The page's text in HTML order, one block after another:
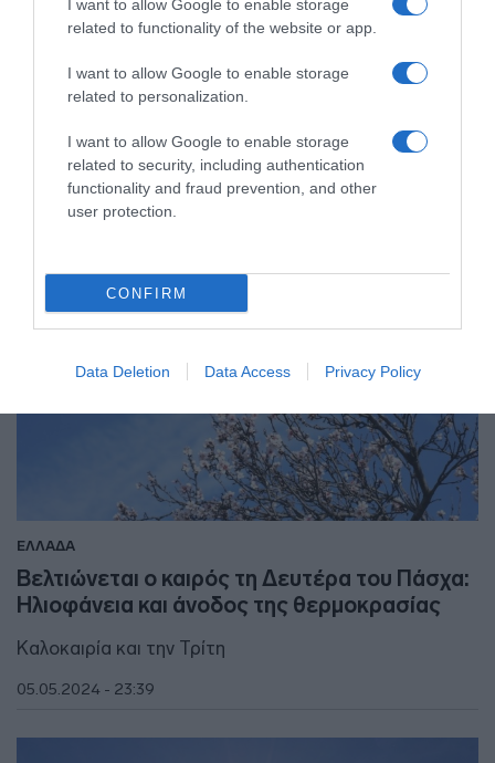
I want to allow Google to enable storage
related to functionality of the website or app.
I want to allow Google to enable storage
related to personalization.
I want to allow Google to enable storage
related to security, including authentication
functionality and fraud prevention, and other
user protection.
CONFIRM
Data Deletion Data Access Privacy Policy
LIFESTYLE
εφίδρωσης
10.06.2024 - 16:17
ΕΛΛΑΔΑ
Βελτιώνεται ο καιρός τη Δευτέρα του Πάσχα:
Ηλιοφάνεια και άνοδος της θερμοκρασίας
Καλοκαιρία και την Τρίτη
05.05.2024 - 23:39